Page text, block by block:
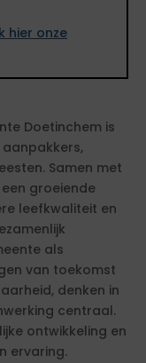
hier onze
Doetinchem is
Samen met
groeiende
leefkwaliteit en
als
van toekomst
denken in
centraal.
ontwikkeling en
ervaring.